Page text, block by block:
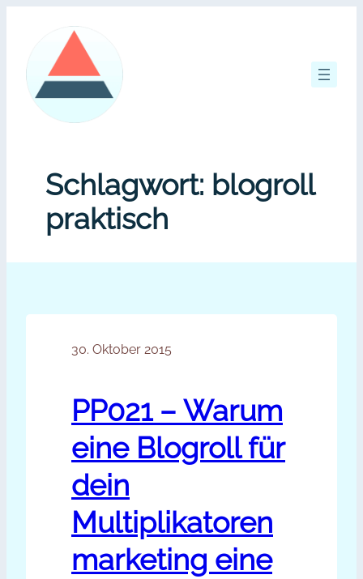
springen
Schlagwort: blogroll
praktisch
30. Oktober 2015
PP021 – Warum
eine Blogroll für
dein
Multiplikatoren
marketing eine